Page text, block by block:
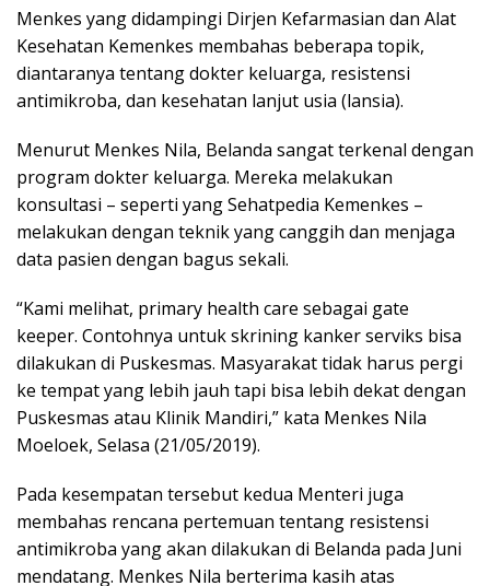
k
Menkes yang didampingi Dirjen Kefarmasian dan Alat
Kesehatan Kemenkes membahas beberapa topik,
diantaranya tentang dokter keluarga, resistensi
antimikroba, dan kesehatan lanjut usia (lansia).
Menurut Menkes Nila, Belanda sangat terkenal dengan
program dokter keluarga. Mereka melakukan
konsultasi – seperti yang Sehatpedia Kemenkes –
melakukan dengan teknik yang canggih dan menjaga
data pasien dengan bagus sekali.
“Kami melihat, primary health care sebagai gate
keeper. Contohnya untuk skrining kanker serviks bisa
dilakukan di Puskesmas. Masyarakat tidak harus pergi
ke tempat yang lebih jauh tapi bisa lebih dekat dengan
Puskesmas atau Klinik Mandiri,” kata Menkes Nila
Moeloek, Selasa (21/05/2019).
Pada kesempatan tersebut kedua Menteri juga
membahas rencana pertemuan tentang resistensi
antimikroba yang akan dilakukan di Belanda pada Juni
mendatang. Menkes Nila berterima kasih atas